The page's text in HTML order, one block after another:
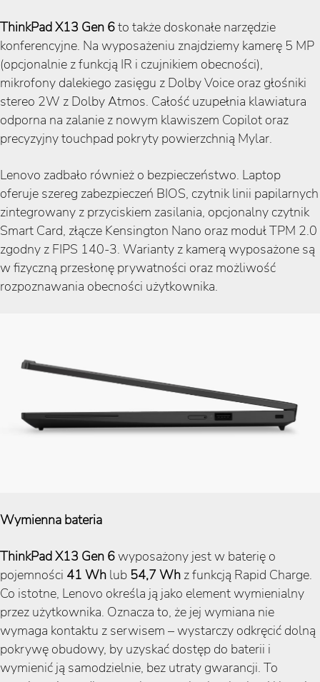
ThinkPad X13 Gen 6to także doskonałe narzędzie
konferencyjne. Na wyposażeniu znajdziemy kamerę 5 MP
(opcjonalnie z funkcją IR i czujnikiem obecności),
mikrofony dalekiego zasięgu z Dolby Voice oraz głośniki
stereo 2W z Dolby Atmos. Całość uzupełnia klawiatura
odporna na zalanie z nowym klawiszem Copilot oraz
precyzyjny touchpad pokryty powierzchnią Mylar.
Lenovo zadbało również o bezpieczeństwo. Laptop
oferuje szereg zabezpieczeń BIOS, czytnik linii papilarnych
zintegrowany z przyciskiem zasilania, opcjonalny czytnik
Smart Card, złącze Kensington Nano oraz moduł TPM 2.0
zgodny z FIPS 140-3. Warianty z kamerą wyposażone są
w fizyczną przesłonę prywatności oraz możliwość
rozpoznawania obecności użytkownika.
Wymienna bateria
ThinkPad X13 Gen 6wyposażony jest w baterię o
pojemności 41 Wh lub 54,7 Wh z funkcją Rapid Charge.
Co istotne, Lenovo określa ją jako element wymienialny
przez użytkownika. Oznacza to, że jej wymiana nie
wymaga kontaktu z serwisem – wystarczy odkręcić dolną
pokrywę obudowy, by uzyskać dostęp do baterii i
wymienić ją samodzielnie, bez utraty gwarancji. To